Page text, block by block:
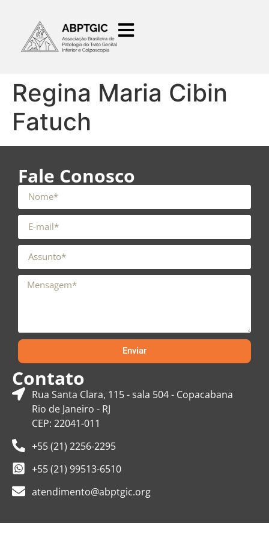
Regina Maria Cibin
Fatuch
Fale Conosco
Enviar
Contato
Rua Santa Clara, 115 - sala 504 - Copacabana
Rio de Janeiro - RJ
CEP: 22041-011
+55 (21) 2256-2295
+55 (21) 99513-6510
atendimento@abptgic.org